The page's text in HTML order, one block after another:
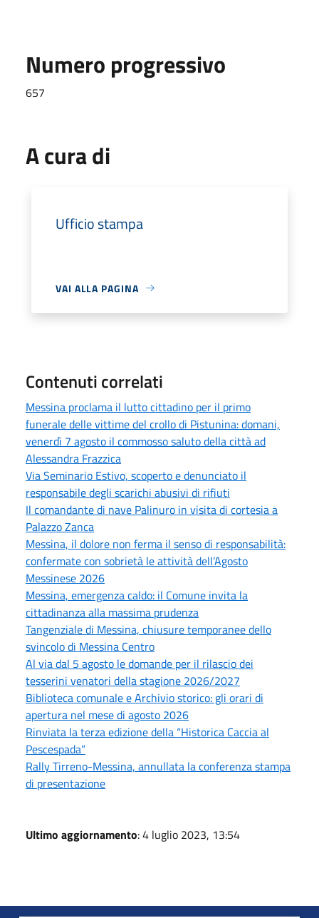
Numero progressivo
657
A cura di
Ufficio stampa
VAI ALLA PAGINA
Contenuti correlati
Messina proclama il lutto cittadino per il primo
funerale delle vittime del crollo di Pistunina: domani,
venerdì 7 agosto il commosso saluto della città ad
Alessandra Frazzica
Via Seminario Estivo, scoperto e denunciato il
responsabile degli scarichi abusivi di rifiuti
Il comandante di nave Palinuro in visita di cortesia a
Palazzo Zanca
Messina, il dolore non ferma il senso di responsabilità:
confermate con sobrietà le attività dell’Agosto
Messinese 2026
Messina, emergenza caldo: il Comune invita la
cittadinanza alla massima prudenza
Tangenziale di Messina, chiusure temporanee dello
svincolo di Messina Centro
Al via dal 5 agosto le domande per il rilascio dei
tesserini venatori della stagione 2026/2027
Biblioteca comunale e Archivio storico: gli orari di
apertura nel mese di agosto 2026
Rinviata la terza edizione della “Historica Caccia al
Pescespada”
Rally Tirreno-Messina, annullata la conferenza stampa
di presentazione
Ultimo aggiornamento: 4 luglio 2023, 13:54